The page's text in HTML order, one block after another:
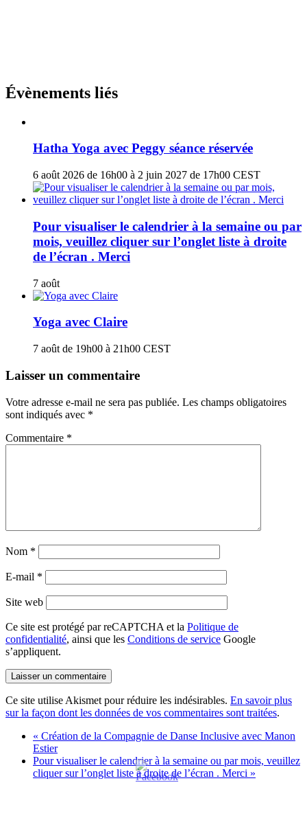
Évènements liés
Hatha Yoga avec Peggy séance réservée
6 août 2026 de 16h00 à 2 juin 2027 de 17h00 CEST
Pour visualiser le calendrier à la semaine ou par
mois, veuillez cliquer sur l’onglet liste à droite
de l’écran . Merci
7 août
Yoga avec Claire
7 août de 19h00 à 21h00 CEST
Laisser un commentaire
Votre adresse e-mail ne sera pas publiée. Les champs obligatoires
sont indiqués avec *
Commentaire *
Nom *
E-mail *
Site web
Ce site est protégé par reCAPTCHA et la Politique de
confidentialité, ainsi que les Conditions de service Google
s’appliquent.
Ce site utilise Akismet pour réduire les indésirables. En savoir plus
sur la façon dont les données de vos commentaires sont traitées.
« Création de la Compagnie de Danse Inclusive avec Manon
Estier
Pour visualiser le calendrier à la semaine ou par mois, veuillez
cliquer sur l’onglet liste à droite de l’écran . Merci »